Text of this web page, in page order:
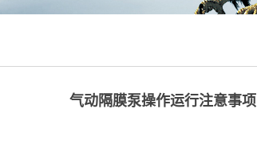
气动隔膜泵操作运行注意事项